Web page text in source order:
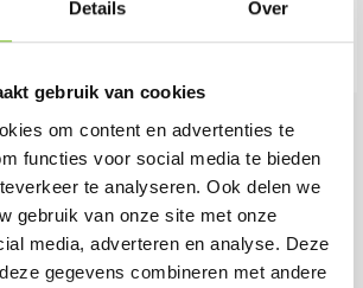
Details Over
gebruik van cookies
om content en advertenties te
functies voor social media te bieden
te analyseren. Ook delen we
gebruik van onze site met onze
media, adverteren en analyse. Deze
gegevens combineren met andere